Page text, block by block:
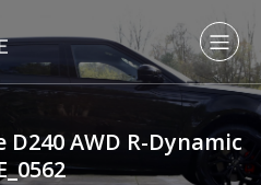
D240 AWD R-Dynamic